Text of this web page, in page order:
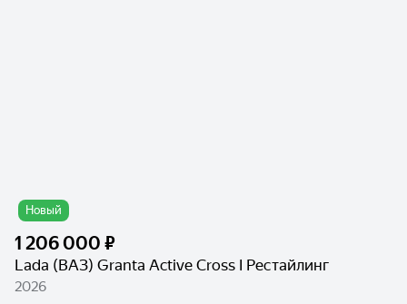
Новый
1 206 000 ₽
Lada (ВАЗ) Granta Active Cross I Рестайлинг
2026